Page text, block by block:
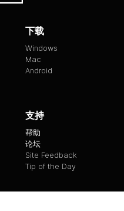
下载
Windows
Mac
Android
支持
帮助
论坛
Site Feedback
Tip of the Day